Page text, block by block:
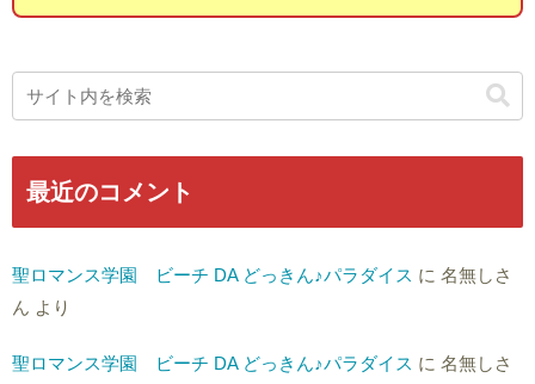
最近のコメント
聖ロマンス学園 ビーチ DA どっきん♪パラダイス に 名無しさ
ん より
聖ロマンス学園 ビーチ DA どっきん♪パラダイス に 名無しさ